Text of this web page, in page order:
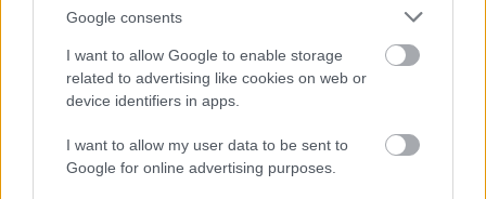
Google consents
I want to allow Google to enable storage
related to advertising like cookies on web or
device identifiers in apps.
I want to allow my user data to be sent to
Google for online advertising purposes.
Zakuszka
A múltkoriban a barátainknál jártunk, ahol reggelire